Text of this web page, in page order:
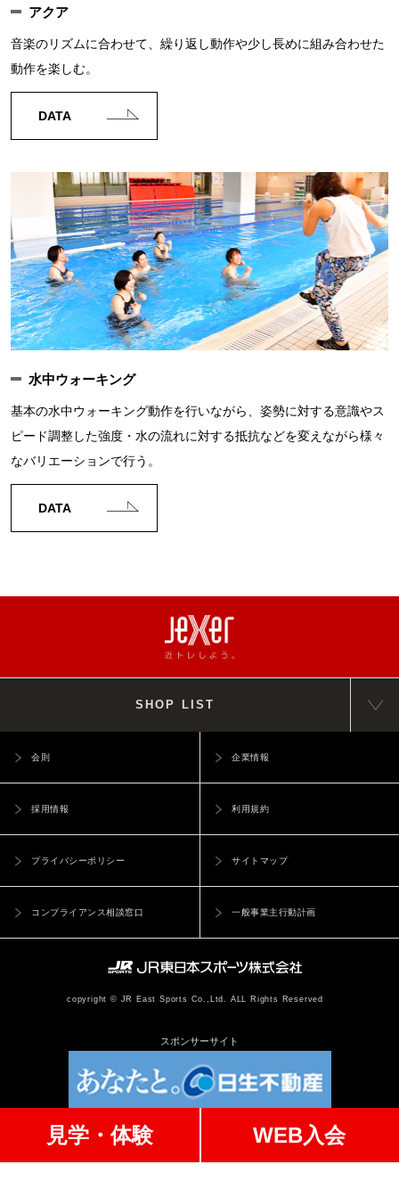
見学・体験 WEB入会
アクア
音楽のリズムに合わせて、繰り返し動作や少し長めに組み合わせた
動作を楽しむ。
DATA
水中ウォーキング
基本の水中ウォーキング動作を行いながら、姿勢に対する意識やス
ピード調整した強度・水の流れに対する抵抗などを変えながら様々
なバリエーションで行う。
DATA
SHOP LIST
copyright © JR East Sports Co.,Ltd. ALL Rights Reserved
会則 企業情報
採用情報 利用規約
プライバシーポリシー サイトマップ
コンプライアンス相談窓口 一般事業主行動計画
スポンサーサイト